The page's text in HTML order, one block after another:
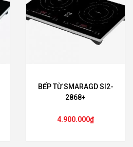
BẾP TỪ SMARAGD SI2-
2868+
4.900.000₫